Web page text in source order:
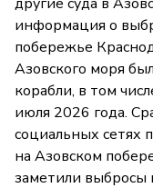
информация о
побережье
Азовского моря
корабли, в том
июля 2026 года.
социальных сетях
на Азовском
заметили выбросы